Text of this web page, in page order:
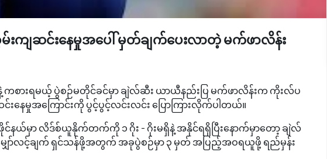
းကျဆင်းနေမှုအပေါ် မှတ်ချက်ပေးလာတဲ့ မက်ဖာလိန်း
ကစားရမယ့် ပွဲစဉ်မတိုင်ခင်မှာ ချဲလ်ဆီး ယာယီနည်းပြ မက်ဖာလိန်းက ကိုးလ်ပ
းနေမှုအကြောင်းကို ပွင့်ပွင့်လင်းလင်း ပြောကြားလိုက်ပါတယ်။
နယ်မှာ လိဒ်စ်ယူနိုက်တက်ကို ၁ ဂိုး - ဂိုးမရှိနဲ့ အနိုင်ရရှိပြီးနောက်မှာတော့ ချဲလ်
ျှော်လင့်ချက် ရှင်သန်ဖို့အတွက် အခုပွဲစဉ်မှာ ၃ မှတ် အပြည့်အဝရယူဖို့ ရည်မှန်း